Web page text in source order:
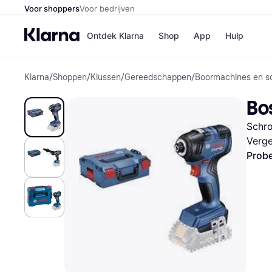
Voor shoppersVoor bedrijven
Ontdek Klarna Shop
Winkels
Bol
H&M
App Hulp
Klarna/Shoppen/Klussen/Gereedschappen/Boormachines en